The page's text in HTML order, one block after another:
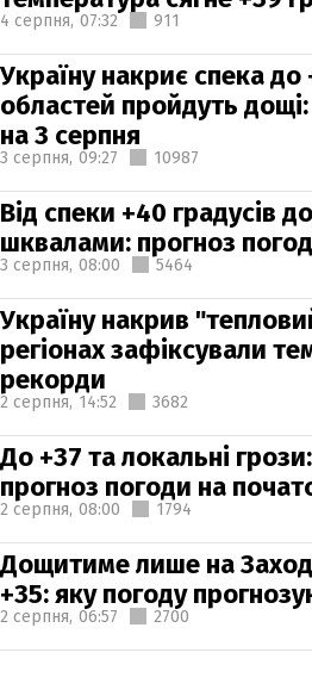
4 серпня, 07:32 911
Україну накриє спека до
областей пройдуть
на 3 серпня
3 серпня, 09:27 10987
Від спеки +40 градусів
шквалами: прогноз
3 серпня, 08:00 5464
Україну накрив
регіонах зафіксували
рекорди
2 серпня, 14:52 3682
До +37 та локальні
прогноз погоди на
2 серпня, 08:00 1794
Дощитиме лише на
+35: яку погоду
2 серпня, 06:57 2700